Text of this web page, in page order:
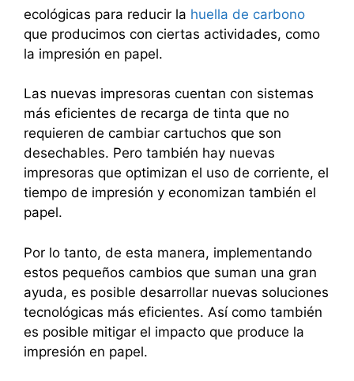
ecológicas para reducir la huella de carbono
que producimos con ciertas actividades, como
la impresión en papel.
Las nuevas impresoras cuentan con sistemas
más eficientes de recarga de tinta que no
requieren de cambiar cartuchos que son
desechables. Pero también hay nuevas
impresoras que optimizan el uso de corriente, el
tiempo de impresión y economizan también el
papel.
Por lo tanto, de esta manera, implementando
estos pequeños cambios que suman una gran
ayuda, es posible desarrollar nuevas soluciones
tecnológicas más eficientes. Así como también
es posible mitigar el impacto que produce la
impresión en papel.